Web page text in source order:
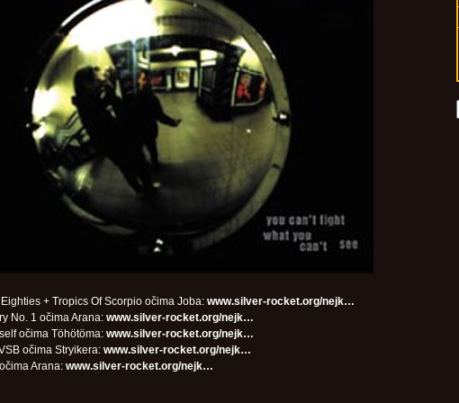
+ Tropics Of Scorpio očima Joba: www.silver-rocket.org/nejk…
No. 1 očima Arana: www.silver-rocket.org/nejk…
očima Töhötöma: www.silver-rocket.org/nejk…
očima Stryikera: www.silver-rocket.org/nejk…
Arana: www.silver-rocket.org/nejk…